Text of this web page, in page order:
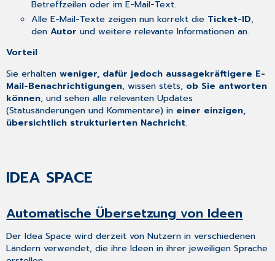
Betreffzeilen oder im E-Mail-Text.
Alle E-Mail-Texte zeigen nun korrekt die Ticket-ID,
den Autor und weitere relevante Informationen an.
Vorteil
Sie erhaltenweniger, dafür jedoch aussagekräftigere E-
Mail-Benachrichtigungen, wissen stets, ob Sie antworten
können, und sehen alle relevanten Updates
(Statusänderungen und Kommentare) in einer einzigen,
übersichtlich strukturierten Nachricht.
IDEA SPACE
Automatische Übersetzung von Ideen
Der Idea Space wird derzeit von Nutzern in verschiedenen
Ländern verwendet, die ihre Ideen in ihrer jeweiligen Sprache